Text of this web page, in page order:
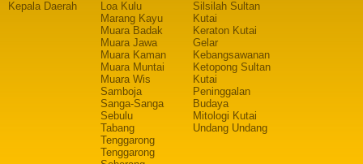
Kepala Daerah
Loa Kulu
Marang Kayu
Muara Badak
Muara Jawa
Muara Kaman
Muara Muntai
Muara Wis
Samboja
Sanga-Sanga
Sebulu
Tabang
Tenggarong
Tenggarong
Silsilah Sultan
Kutai
Keraton Kutai
Gelar
Kebangsawanan
Ketopong Sultan
Kutai
Peninggalan
Budaya
Mitologi Kutai
Undang Undang